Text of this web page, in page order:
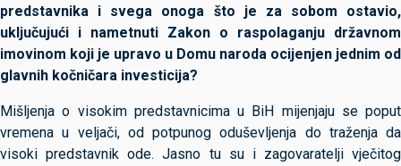
predstavnika i svega onoga što je za sobom ostavio,
uključujući i nametnuti Zakon o raspolaganju državnom
imovinom koji je upravo u Domu naroda ocijenjen jednim od
glavnih kočničara investicija?
Mišljenja o visokim predstavnicima u BiH mijenjaju se poput
vremena u veljači, od potpunog oduševljenja do traženja da
visoki predstavnik ode. Jasno tu su i zagovaratelji vječitog